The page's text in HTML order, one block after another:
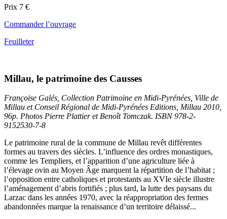
Prix 7 €
Commander l’ouvrage
Feuilleter
Millau, le patrimoine des Causses
Françoise Galés, Collection Patrimoine en Midi-Pyrénées, Ville de
Millau et Conseil Régional de Midi-Pyrénées Editions, Millau 2010,
96p. Photos Pierre Plattier et Benoît Tomczak. ISBN 978-2-
9152530-7-8
Le patrimoine rural de la commune de Millau revêt différentes
formes au travers des siècles. L’influence des ordres monastiques,
comme les Templiers, et l’apparition d’une agriculture liée à
l’élevage ovin au Moyen Âge marquent la répartition de l’habitat ;
l’opposition entre catholiques et protestants au XVIe siècle illustre
l’aménagement d’abris fortifiés ; plus tard, la lutte des paysans du
Larzac dans les années 1970, avec la réappropriation des fermes
abandonnées marque la renaissance d’un territoire délaissé...